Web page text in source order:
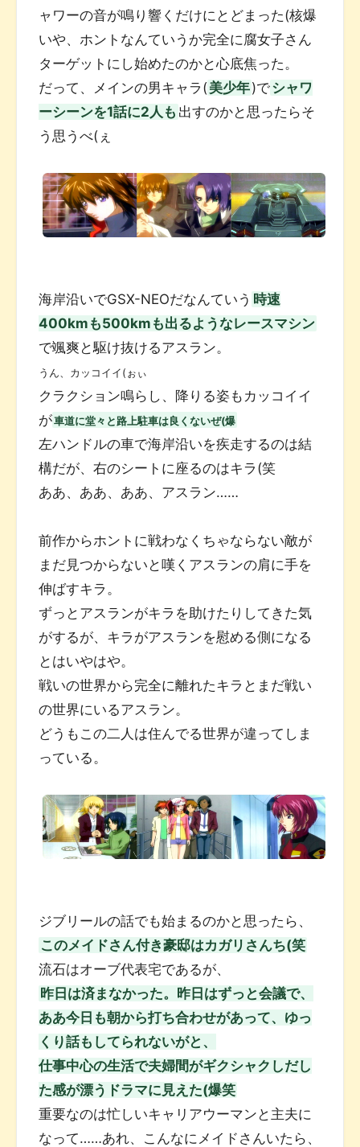
ャワーの音が鳴り響くだけにとどまった(核爆
いや、ホントなんていうか完全に腐女子さん
ターゲットにし始めたのかと心底焦った。
だって、メインの男キャラ(美少年)でシャワ
ーシーンを1話に2人も 出すのかと思ったらそ
う思うべ(ぇ
海岸沿いでGSX-NEOだなんていう 時速
400kmも500kmも出るようなレースマシン
で颯爽と駆け抜けるアスラン。
うん、カッコイイ(ぉぃ
クラクション鳴らし、降りる姿もカッコイイ
が車道に堂々と路上駐車は良くないぜ(爆
左ハンドルの車で海岸沿いを疾走するのは結
構だが、右のシートに座るのはキラ(笑
ああ、ああ、ああ、アスラン……
前作からホントに戦わなくちゃならない敵が
まだ見つからないと嘆くアスランの肩に手を
伸ばすキラ。
ずっとアスランがキラを助けたりしてきた気
がするが、キラがアスランを慰める側になる
とはいやはや。
戦いの世界から完全に離れたキラとまだ戦い
の世界にいるアスラン。
どうもこの二人は住んでる世界が違ってしま
っている。
ジブリールの話でも始まるのかと思ったら、
このメイドさん付き豪邸はカガリさんち(笑
流石はオーブ代表宅であるが、
昨日は済まなかった。昨日はずっと会議で、
ああ今日も朝から打ち合わせがあって、ゆっ
くり話もしてられないがと、
仕事中心の生活で夫婦間がギクシャクしだし
た感が漂うドラマに見えた(爆笑
重要なのは忙しいキャリアウーマンと主夫に
なって……あれ、こんなにメイドさんいたら、